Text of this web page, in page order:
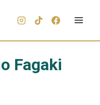
Fagaki